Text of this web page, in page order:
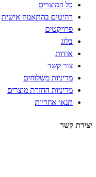
כל המוצרים
רהיטים בהתאמה אישית
פרויקטים
בלוג
אודות
צור קשר
מדיניות משלוחים
מדיניות החזרת מוצרים
תנאי אחריות
יצירת קשר